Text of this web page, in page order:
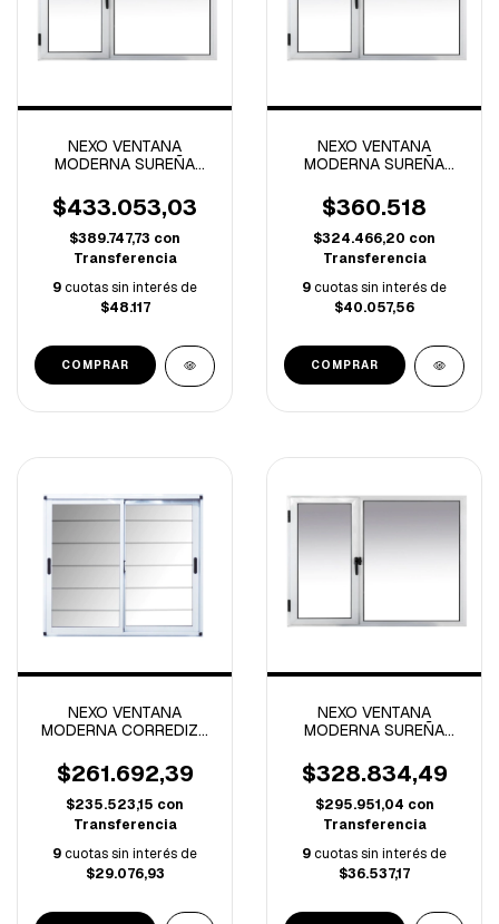
NEXO VENTANA
MODERNA SUREÑA
IZQUIERDA
$433.053,03
$389.747,73 con
Transferencia
9cuotas sin interés de
$48.117
NEXO VENTANA
MODERNA SUREÑA
APERTURA IZQUIERDA
$360.518
$324.466,20 con
Transferencia
9cuotas sin interés de
$40.057,56
NEXO VENTANA
MODERNA CORREDIZA
1.20x0.60 MTS CON
REJA
$261.692,39
$235.523,15 con
Transferencia
9cuotas sin interés de
$29.076,93
NEXO VENTANA
MODERNA SUREÑA
APERTURA IZQUIERDA
$328.834,49
$295.951,04 con
Transferencia
9cuotas sin interés de
$36.537,17